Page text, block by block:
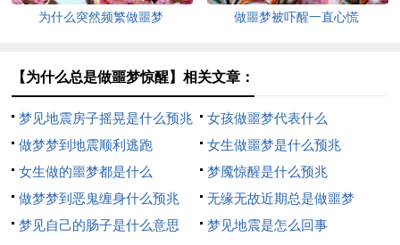
为什么突然频繁做噩梦 做噩梦被吓醒一直心慌
【为什么总是做噩梦惊醒】相关文章：
梦见地震房子摇晃是什么预兆
女孩做噩梦代表什么
做梦梦到地震顺利逃跑
女生做噩梦是什么预兆
女生做的噩梦都是什么
梦魇惊醒是什么预兆
做梦梦到恶鬼缠身什么预兆
无缘无故近期总是做噩梦
梦见自己的肠子是什么意思
梦见地震是怎么回事